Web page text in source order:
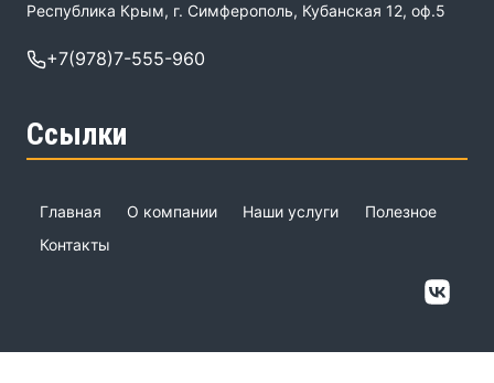
Республика Крым, г. Симферополь, Кубанская 12, оф.5
+7(978)7-555-960
Ссылки
Главная О компании Наши услуги
Полезное
Контакты